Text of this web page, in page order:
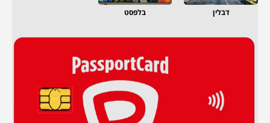
דבלין בלפסט